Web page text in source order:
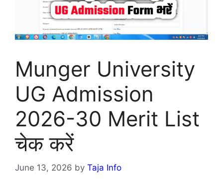
Munger University
UG Admission
2026-30 Merit List
चेक करें
June 13, 2026 by Taja Info